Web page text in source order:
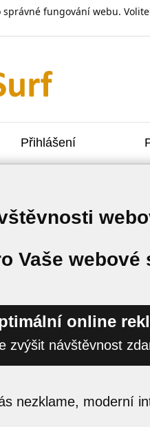
fungování webu.
Přihlášení
Vaše webové
online
zvýšit návštěvnost
nezklame, moderní